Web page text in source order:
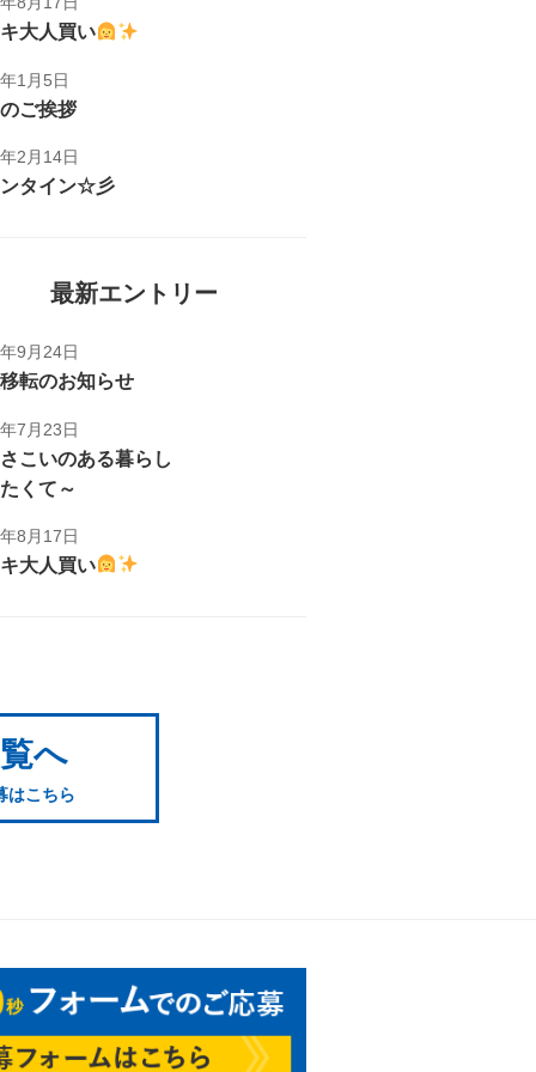
大人買い
1月5日
ご挨拶
2月14日
タイン☆彡
最新エントリー
9月24日
転のお知らせ
7月23日
こいのある暮らし
くて～
8月17日
大人買い
へ
はこちら